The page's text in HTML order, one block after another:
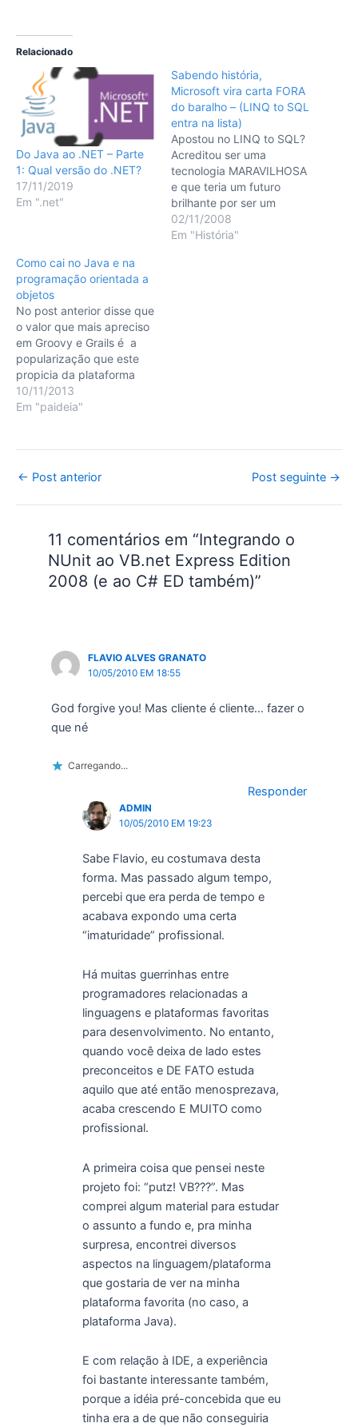
Relacionado
Do Java ao .NET – Parte
1: Qual versão do .NET?
17/11/2019
Em ".net"
Sabendo história,
Microsoft vira carta FORA
do baralho – (LINQ to SQL
entra na lista)
Apostou no LINQ to SQL?
Acreditou ser uma
tecnologia MARAVILHOSA
e que teria um futuro
brilhante por ser um
"produto Microsoft"? Más
notícias: a banca caiu. Em
02/11/2008
Em "História"
Como cai no Java e na
programação orientada a
objetos
No post anterior disse que
o valor que mais apreciso
em Groovy e Grails é a
popularização que este
propicia da plataforma
Java EE. Mais do que
simplesmente trocar de
de um novo paradigma de
desenvolvimento: a
programação orientada a
objetos (POO). Esta…
10/11/2013
Em "paideia"
Post
← Post anterior Post seguinte →
11 comentários em “Integrando o
NUnit ao VB.net Express Edition
2008 (e ao C# ED também)”
FLAVIO ALVES GRANATO
10/05/2010 EM 18:55
God forgive you! Mas cliente é cliente… fazer o
que né
Carregando...
Responder
ADMIN
10/05/2010 EM 19:23
Sabe Flavio, eu costumava desta
forma. Mas passado algum tempo,
percebi que era perda de tempo e
acabava expondo uma certa
“imaturidade” profissional.
Há muitas guerrinhas entre
programadores relacionadas a
linguagens e plataformas favoritas
para desenvolvimento. No entanto,
quando você deixa de lado estes
preconceitos e DE FATO estuda
aquilo que até então menosprezava,
acaba crescendo E MUITO como
profissional.
A primeira coisa que pensei neste
projeto foi: “putz! VB???”. Mas
comprei algum material para estudar
o assunto a fundo e, pra minha
surpresa, encontrei diversos
aspectos na linguagem/plataforma
que gostaria de ver na minha
plataforma favorita (no caso, a
plataforma Java).
E com relação à IDE, a experiência
foi bastante interessante também,
porque a idéia pré-concebida que eu
tinha era a de que não conseguiria